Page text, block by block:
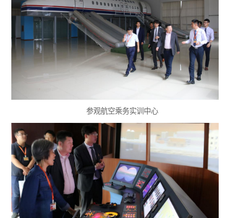
参观航空乘务实训中心